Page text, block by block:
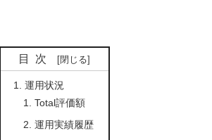
目次
運用状況
Total評価額
運用実績履歴